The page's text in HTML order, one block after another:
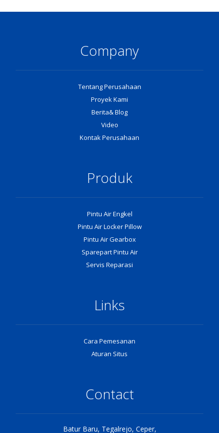
Company
Tentang Perusahaan
Proyek Kami
Berita& Blog
Video
Kontak Perusahaan
Produk
Pintu Air Engkel
Pintu Air Locker Pillow
Pintu Air Gearbox
Sparepart Pintu Air
Servis Reparasi
Links
Cara Pemesanan
Aturan Situs
Contact
Batur Baru, Tegalrejo, Ceper,